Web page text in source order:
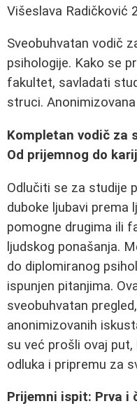
Višeslava Radičković
Sveobuhvatan vodič
psihologije. Kako se
fakultet, savladati
struci.
Kompletan vodič za
Od prijemnog do
Odlučiti se za studije
duboke ljubavi prema
pomogne drugima ili
ljudskog ponašanja.
do diplomiranog
ispunjen pitanjima.
sveobuhvatan
anonimizovanih
su već prošli ovaj
odluka i pripremu za
Prijemni ispit: Prva i